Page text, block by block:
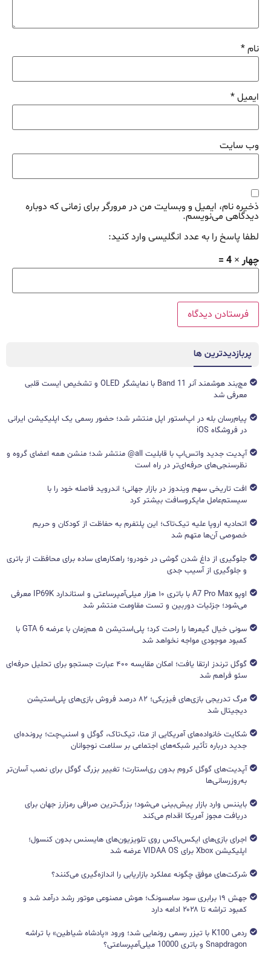
نام*
ایمیل*
وب‌ سایت
ذخیره نام، ایمیل و وبسایت من در مرورگر برای زمانی که دوباره
دیدگاهی می‌نویسم.
لطفا پاسخ را به عدد انگلیسی وارد کنید:
چهار × 4 =
پربازدیدترین ها
مچ‌بند هوشمند آنر Band 11 با نمایشگر OLED و تشخیص ایست قلبی
معرفی شد
پیام‌رسان بله در اپ‌استور اپل منتشر شد؛ حضور رسمی یک اپلیکیشن ایرانی
در فروشگاه iOS
آپدیت جدید واتس‌اپ با قابلیت all@ منتشر شد؛ منشن همه اعضای گروه و
نظرسنجی‌های حرفه‌ای‌تر در راه است
افت تاریخی سهم ویندوز در بازار جهانی؛ اندروید فاصله خود را با
سیستم‌عامل مایکروسافت بیشتر کرد
اتحادیه اروپا علیه تیک‌تاک؛ این پلتفرم به حفاظت از کودکان و حریم
خصوصی آن‌ها متهم شد
جلوگیری از داغ شدن گوشی در خودرو؛ راهکارهای ساده برای محافظت از باتری
و جلوگیری از آسیب جدی
اوپو A7 Pro Max با باتری ۱۰ هزار میلی‌آمپرساعتی و استاندارد IP69K معرفی
می‌شود؛ جزئیات دوربین و تست مقاومت منتشر شد
سونی خیال گیمرها را راحت کرد؛ پلی‌استیشن ۵ هم‌زمان با عرضه GTA 6 با
کمبود موجودی مواجه نخواهد شد
گوگل ترندز ارتقا یافت؛ امکان مقایسه ۴۰۰ عبارت جستجو برای تحلیل حرفه‌ای
سئو فراهم شد
مرگ تدریجی بازی‌های فیزیکی؛ ۸۲ درصد فروش بازی‌های پلی‌استیشن
دیجیتال شد
شکایت خانواده‌های آمریکایی از متا، تیک‌تاک، گوگل و اسنپ‌چت؛ پرونده‌ای
جدید درباره تأثیر شبکه‌های اجتماعی بر سلامت نوجوانان
آپدیت‌های گوگل کروم بدون ری‌استارت؛ تغییر بزرگ گوگل برای نصب آسان‌تر
به‌روزرسانی‌ها
بایننس وارد بازار پیش‌بینی می‌شود؛ بزرگ‌ترین صرافی رمزارز جهان برای
دریافت مجوز آمریکا اقدام می‌کند
اجرای بازی‌های ایکس‌باکس روی تلویزیون‌های هایسنس بدون کنسول؛
اپلیکیشن Xbox برای VIDAA OS عرضه شد
شرکت‌های موفق چگونه عملکرد بازاریابی را اندازه‌گیری می‌کنند؟
جهش ۱۹ برابری سود سامسونگ؛ هوش مصنوعی موتور رشد درآمد شد و
کمبود تراشه تا ۲۰۲۸ ادامه دارد
ردمی K100 با تیزر رسمی رونمایی شد؛ ورود «پادشاه شیاطین» با تراشه
Snapdragon و باتری 10000 میلی‌آمپرساعتی؟